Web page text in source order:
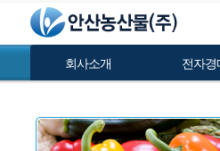
회사소개 전자경